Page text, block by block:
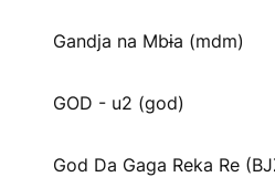
Gandja na Mbɨa (mdm)
GOD - u2 (god)
God Da Gaga Reka Re